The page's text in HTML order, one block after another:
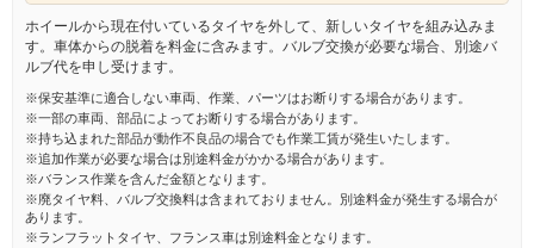
整備
点検
取付
ホイールから現在付いているタイヤを外して、新しいタイヤを組み込みま
す。車体からの脱着を料金に含みます。バルブ交換が必要な場合、別途バ
ルブ代を申し受けます。
※保安基準に適合しない車両、作業、パーツはお断りする場合があります。
※一部の車両、部品によってお断りする場合があります。
※持ち込まれた部品が動作不良品の場合でも作業工賃が発生いたします。
※追加作業が必要な場合は別途料金がかかる場合があります。
※バランス作業を含んだ金額となります。
※廃タイヤ料、バルブ交換料は含まれておりません。別途料金が発生する場合が
あります。
※ランフラットタイヤ、フランス車は別途料金となります。